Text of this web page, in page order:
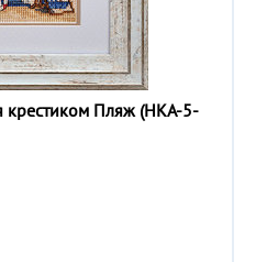
Пляж (НКА-5-